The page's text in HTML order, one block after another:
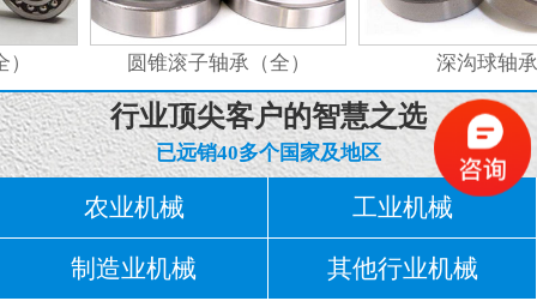
圆锥滚子轴承（全） 深沟球轴承
行业顶尖客户的智慧之选
已远销40多个国家及地区
农业机械 工业机械
制造业机械 其他行业机械